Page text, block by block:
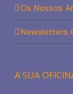
Os Nossos
Newsletters
A SUA